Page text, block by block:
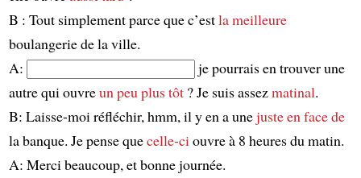
B : Tout simplement parce que c’estla meilleure
boulangerie de la ville.
A:
je pourrais en trouver une
autre qui ouvreun peu plus tôt? Je suis assezmatinal.
B: Laisse-moi réfléchir, hmm, il y en a unejuste en face de
la banque. Je pense quecelle-ci ouvre à 8 heures du matin.
A: Merci beaucoup, et bonne journée.